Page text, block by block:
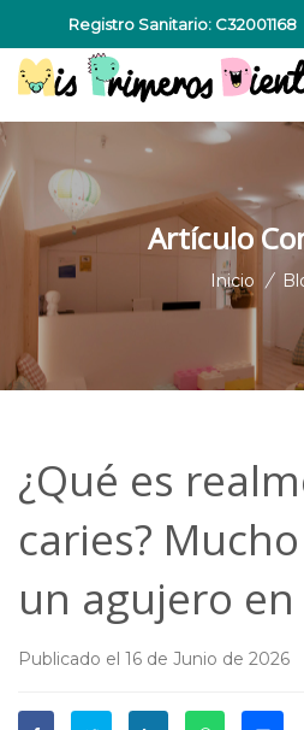
Registro Sanitario: C32001168
Artículo
Inicio /
¿Qué es
caries?
un agujero
Publicado el 16 de Junio de 2026